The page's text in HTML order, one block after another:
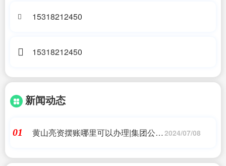
15318212450
15318212450
新闻动态
01
黄山亮资摆账哪里可以办理|集团公司 2024/07/08